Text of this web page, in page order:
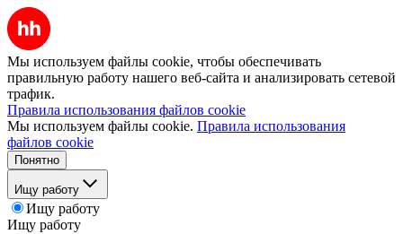
Мы используем файлы cookie, чтобы обеспечивать
правильную работу нашего веб-сайта и анализировать сетевой
трафик.
Правила использования файлов cookie
Мы используем файлы cookie. Правила использования
файлов cookie
Понятно
Ищу работу
Ищу работу
Ищу работу